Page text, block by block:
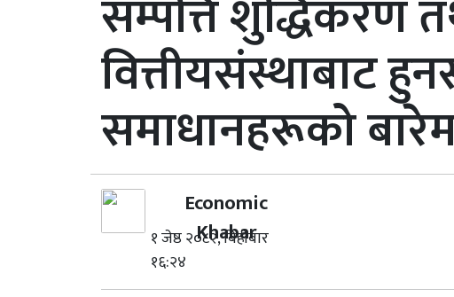
सम्पत्ति शुद्धिकरण
वित्तीयसंस्थाबाट
समाधानहरूको
Economic
Khabar
१ जेष्ठ २०८२, बिहीबार
१६:२४